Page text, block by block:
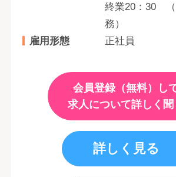
終業20：30 （
務）
雇用形態
正社員
会員登録（無料）し
求人について詳しく聞
詳しく見る